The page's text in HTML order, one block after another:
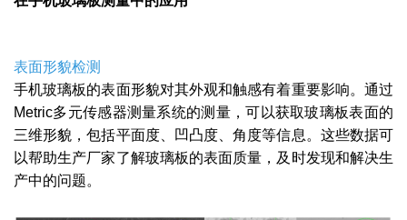
表面形貌检测
手机玻璃板的表面形貌对其外观和触感有着重要影响。通过
Metric多元传感器测量系统的测量，可以获取玻璃板表面的
三维形貌，包括平面度、凹凸度、角度等信息。这些数据可
以帮助生产厂家了解玻璃板的表面质量，及时发现和解决生
产中的问题。